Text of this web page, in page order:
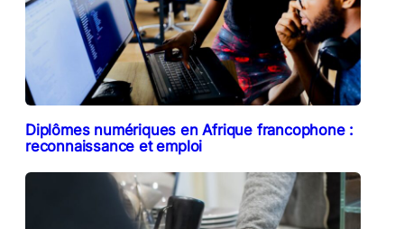
Diplômes numériques en Afrique francophone :
reconnaissance et emploi